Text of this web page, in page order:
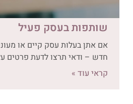
שותפות בעסק פעיל
אם אתן בעלות עסק קיים או
חדש – ודאי תרצו לדעת פרטים
קראי עוד »